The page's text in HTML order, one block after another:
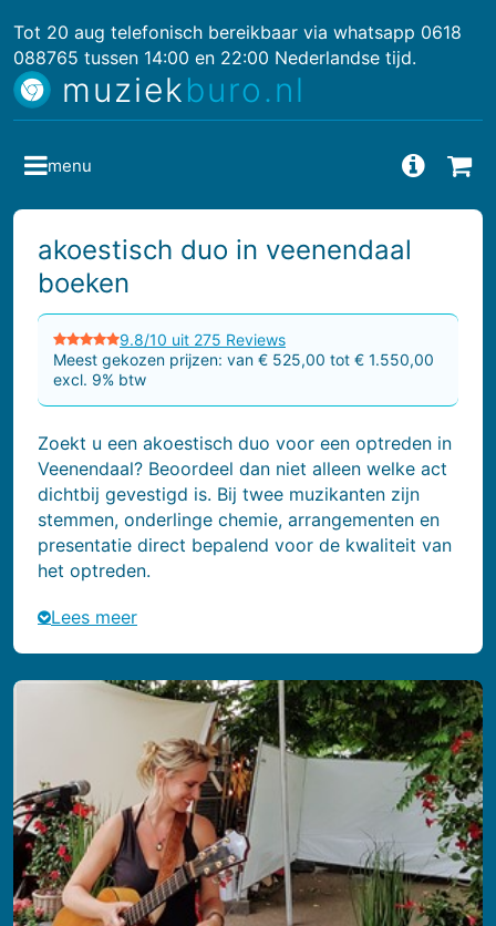
Tot 20 aug telefonisch bereikbaar via whatsapp 0618
088765 tussen 14:00 en 22:00 Nederlandse tijd.
muziekburo.nl
akoestisch duo in veenendaal
boeken
9.8/10 uit 275 Reviews
Meest gekozen prijzen: van € 525,00 tot € 1.550,00
excl. 9% btw
Zoekt u een akoestisch duo voor een optreden in
Veenendaal? Beoordeel dan niet alleen welke act
dichtbij gevestigd is. Bij twee muzikanten zijn
stemmen, onderlinge chemie, arrangementen en
presentatie direct bepalend voor de kwaliteit van
het optreden.
Lees meer
menu